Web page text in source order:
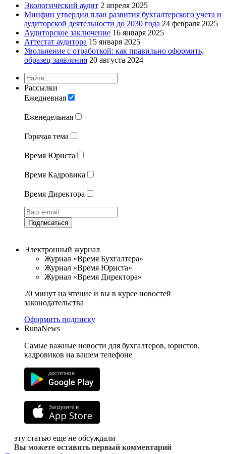
Экологический аудит 2 апреля 2025
Минфин утвердил план развития бухгалтерского учета и
аудиторской деятельности до 2030 года 24 февраля 2025
Аудиторское заключение 16 января 2025
Аттестат аудитора 15 января 2025
Увольнение с отработкой: как правильно оформить,
образец заявления 20 августа 2024
Рассылки
Ежедневная
Еженедельная
Горячая тема
Время Юриста
Время Кадровика
Время Директора
Подписаться
Электронный журнал
Журнал «Время Бухгалтера»
Журнал «Время Юриста»
Журнал «Время Директора»
20 минут на чтение и вы в курсе новостей
законодательства
Оформить подписку
RunaNews
Самые важные новости для бухгалтеров, юристов,
кадровиков на вашем телефоне
эту статью еще не обсуждали
Вы можете оставить первый комментарий